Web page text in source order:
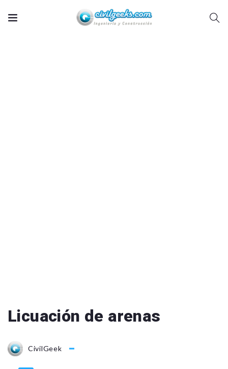
Licuación de arenas
CivilGeek